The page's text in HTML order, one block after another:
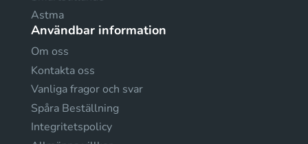
Astma
Användbar information
Om oss
Kontakta oss
Vanliga fragor och svar
Spåra Beställning
Integritetspolicy